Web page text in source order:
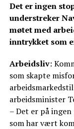
Det er ingen
understreker
møtet med
inntrykket som
Arbeidsliv:
som skapte
arbeidsminister
– Det er på
som har vært